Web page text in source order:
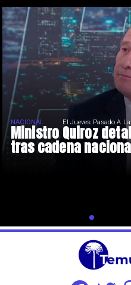
Ministro Quiroz
tras cadena
NACIONAL El Jueves Pasado A